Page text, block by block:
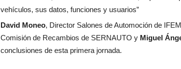
vehículos, sus datos, funciones y usuarios”
David Moneo, Director Salones de Automoción de
Comisión de Recambios de SERNAUTO y Miguel
conclusiones de esta primera jornada.